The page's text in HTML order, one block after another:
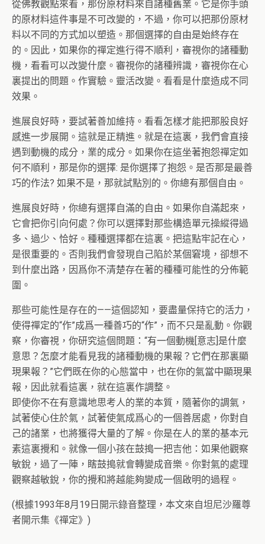
從佛教觀點來看，那份原材料來自諸種舊業。它是你手頭
的原材料這件事是不可改變的，不過，你可以把那份原材
料以不同的方式加以塑造。那個選擇的自由是始終存在
的。因此，如果你的禪定進行得不順利，審視你的諸種動
機，看看可以改變什麼。審視你的諸種辨識，審視你在心
裏提出的問題。作實驗。靈活改變。看看是什麼造成不同
效果。
進展良好時，要試著善加維持。看看怎樣才能把那股良好
感進一步展開。這就是正精進。就是在這裏，我們會直接
遇到動機的成分，業的成分。如果你在這坐著抱怨禪定如
何不順利，那是你的選擇: 是你選擇了抱怨。是否那是最善
巧的作法? 如果不是，那就試點別的。你總有那個自由。
進展良好時，你總有選擇自滿的自由。如果你自滿起來，
它會把你引向何處？你可以選擇對那些構造單元操縱得過
多、過少、恰好。種種選擇都在這裏。把這點牢記在心，
是很重要的。否則我們會發現自己陷於某個窘境，卻想不
到什麼出路，因爲你不清楚存在著的種種可能性的分佈範
圍。
那些可能性是存在的——這個認知，要盡量保持它的活力，
使得禪定的“作”成爲一種善巧的“作”，而不只是亂動。你觀
察，你審視，你研究這個問題：“有一個動機[意志]是什麼
意思？怎麼才能看見我的諸種動機的果報？它們在那裏顯
現果報？”它們既在你的心態當中，也在你的氣當中顯現果
報，因此就看這裏，就在這裏作調整。
即使你不在有意識地思考人的業的本質，隨著你的調氣，
試著使心住於氣，試著使氣成爲心的一個善居處，你對自
己的諸業，也將獲得大量的了解。你是在人的業的基本元
素這裏攪和。就像一個小孩在鼓搗一把吉他：如果他觀察
敏銳，過了一陣，瞎鼓搗就會轉變成音樂。你對氣的處理
觀察越敏銳，你的攪和將越能夠變成一個啟明的過程。
(根據1993年8月19日開示錄音整理，本文來自坦尼沙羅尊
者開示集《禪定》)